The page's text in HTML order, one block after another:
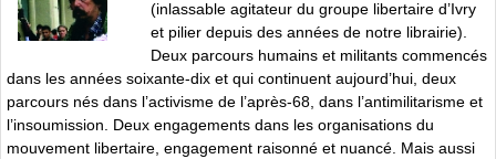
(inlassable agitateur du groupe libertaire d’Ivry
et pilier depuis des années de notre librairie).
Deux parcours humains et militants commencés
dans les années soixante-dix et qui continuent aujourd’hui, deux
parcours nés dans l’activisme de l’après-68, dans l’antimilitarisme et
l’insoumission. Deux engagements dans les organisations du
mouvement libertaire, engagement raisonné et nuancé. Mais aussi